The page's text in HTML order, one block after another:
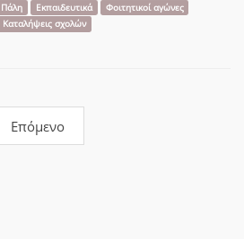
Πάλη Εκπαιδευτικά
Φοιτητικοί αγώνες
Καταλήψεις σχολών
Επόμενο